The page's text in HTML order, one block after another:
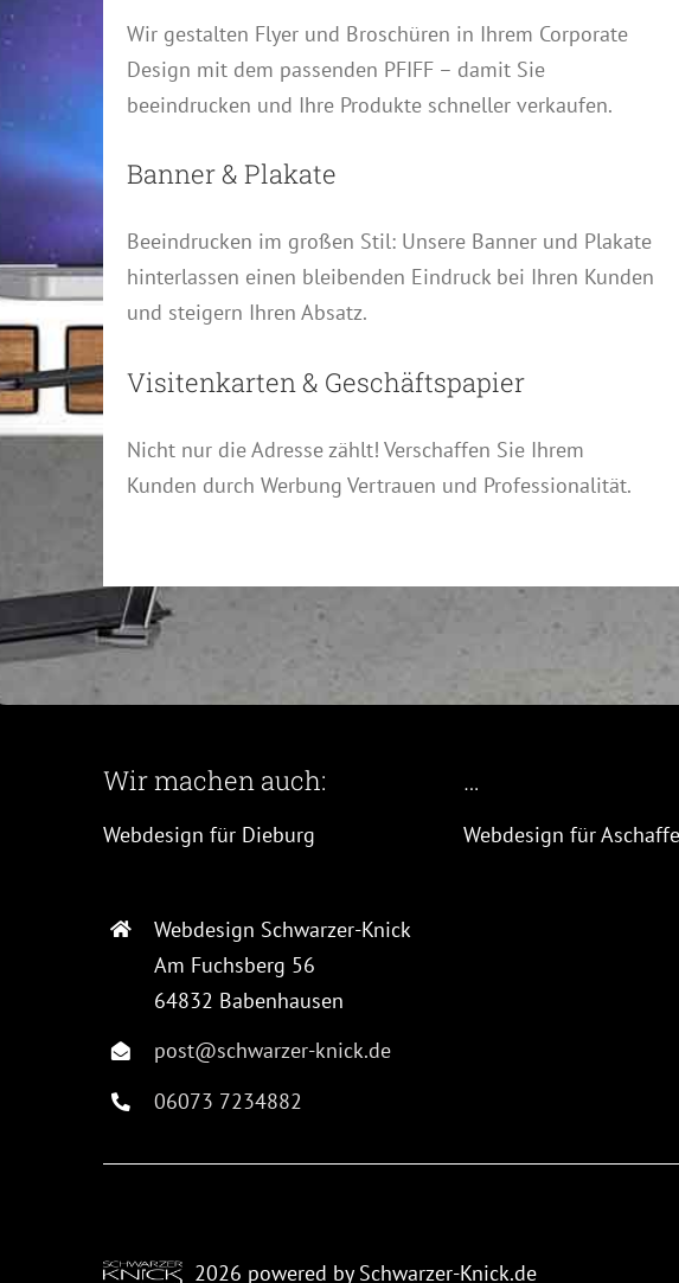
Wir gestalten Flyer und Broschüren in Ihrem Corporate
Design mit dem passenden PFIFF – damit Sie
beeindrucken und Ihre Produkte schneller verkaufen.
Banner & Plakate
Beeindrucken im großen Stil: Unsere Banner und Plakate
hinterlassen einen bleibenden Eindruck bei Ihren Kunden
und steigern Ihren Absatz.
Visitenkarten & Geschäftspapier
Nicht nur die Adresse zählt! Verschaffen Sie Ihrem
Kunden durch Werbung Vertrauen und Professionalität.
Wir machen auch:
Webdesign für Dieburg
…
Webdesign für
Webdesign Schwarzer-Knick
Am Fuchsberg 56
64832 Babenhausen
post@schwarzer-knick.de
06073 7234882
2026 powered by Schwarzer-Knick.de